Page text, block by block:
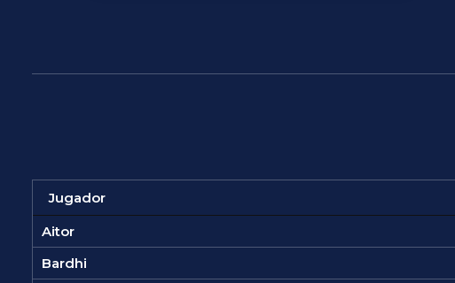
Jugador
Aitor
Bardhi